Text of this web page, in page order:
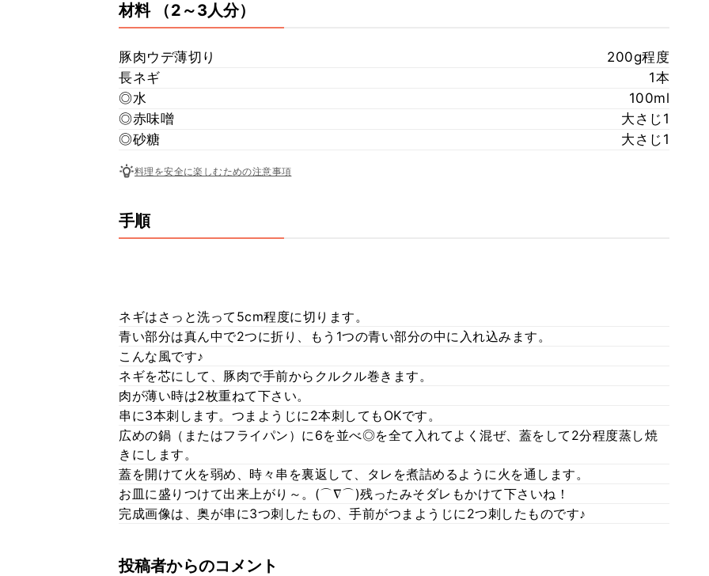
材料 （2～3人分）
豚肉ウデ薄切り
200g程度
長ネギ
1本
◎水
100ml
◎赤味噌
大さじ1
◎砂糖
大さじ1
料理を安全に楽しむための注意事項
手順
ネギはさっと洗って5cm程度に切ります。
青い部分は真ん中で2つに折り、もう1つの青い部分の中に入れ込みます。
こんな風です♪
ネギを芯にして、豚肉で手前からクルクル巻きます。
肉が薄い時は2枚重ねて下さい。
串に3本刺します。つまようじに2本刺してもOKです。
広めの鍋（またはフライパン）に6を並べ◎を全て入れてよく混ぜ、蓋をして2分程度蒸し焼
きにします。
蓋を開けて火を弱め、時々串を裏返して、タレを煮詰めるように火を通します。
お皿に盛りつけて出来上がり～。(⌒∇⌒)残ったみそダレもかけて下さいね！
完成画像は、奥が串に3つ刺したもの、手前がつまようじに2つ刺したものです♪
投稿者からのコメント